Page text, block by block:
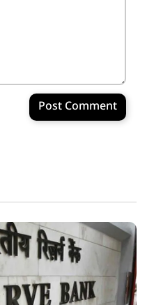
Post Comment